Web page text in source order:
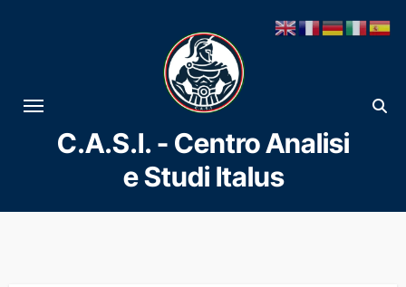
al
contenuto
C.A.S.I. - Centro Analisi
e Studi Italus